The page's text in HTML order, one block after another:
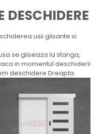
DESCHIDERE
usii glisante si
se gliseaza la stanga,
in momentul deschiderii
deschidere Dreapta.